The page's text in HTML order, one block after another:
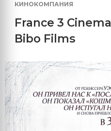
КИНОКОМПАНИЯ
France 3 Cinema
Bibo Films